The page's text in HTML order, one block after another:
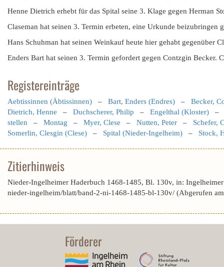
Henne Dietrich erhebt für das Spital seine 3. Klage gegen Herman
Claseman hat seinen 3. Termin erbeten, eine Urkunde beizubringen
Hans Schuhman hat seinen Weinkauf heute hier gehabt gegenüber
Enders Bart hat seinen 3. Termin gefordert gegen Contzgin Becker.
Registereinträge
Aebtissinnen (Äbtissinnen) – Bart, Enders (Endres) – Becker,
Dietrich, Henne – Duchscherer, Philip – Engelthal (Kloster)
stellen – Montag – Myer, Clese – Nutten, Peter – Schefer,
Somerlin, Clesgin (Clese) – Spital (Nieder-Ingelheim) – Stock,
Zitierhinweis
Nieder-Ingelheimer Haderbuch 1468-1485, Bl. 130v, in:
nieder-ingelheim/blatt/band-2-ni-1468-1485-bl-130v/ (Abgerufen
Förderer